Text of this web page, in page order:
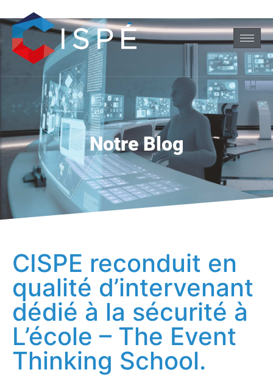
Notre Blog
CISPE reconduit en
qualité d’intervenant
dédié à la sécurité à
L’école – The Event
Thinking School.